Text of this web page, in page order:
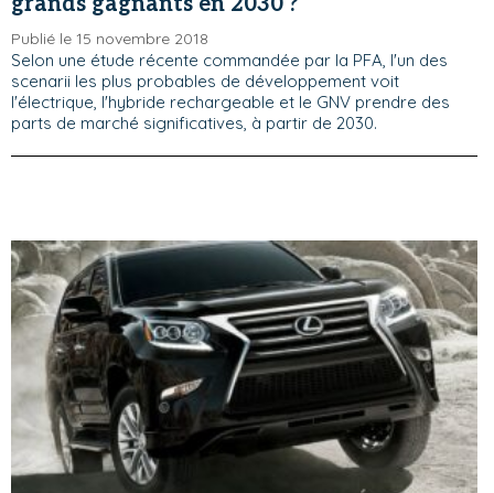
Publié le 15 novembre 2018
Selon une étude récente commandée par la PFA, l'un des
scenarii les plus probables de développement voit
l'électrique, l'hybride rechargeable et le GNV prendre des
parts de marché significatives, à partir de 2030.